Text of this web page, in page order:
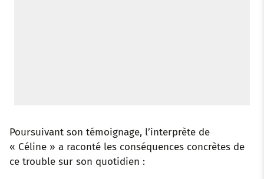
Poursuivant son témoignage, l’interprète de
« Céline » a raconté les conséquences concrètes de
ce trouble sur son quotidien :